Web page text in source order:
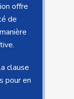
offre
de
clause
pour en